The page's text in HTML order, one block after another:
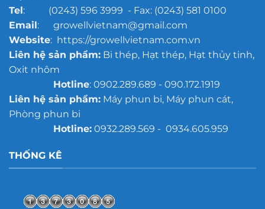
Tel: (0243) 596 3999 - Fax: (0243) 581 0100
Email: growellvietnam@gmail.com
Website: https://growellvietnam.com.vn
Liên hệ sản phẩm:Bi thép, Hạt thép, Hạt thủy tinh,
Oxit nhôm
Hotline: 0902.289.689 - 090.172.1919
Liên hệ sản phẩm:Máy phun bi, Máy phun cát,
Phòng phun bi
Hotline:0932.289.569 - 0934.605.959
THỐNG KÊ